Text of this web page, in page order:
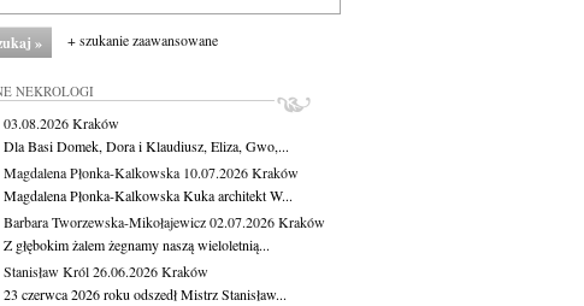
+ szukanie zaawansowane
NEKROLOGI
03.08.2026Kraków
Dla Basi Domek, Dora i Klaudiusz, Eliza, Gwo,...
Magdalena Płonka-Kalkowska 10.07.2026Kraków
Magdalena Płonka-Kalkowska Kuka architekt W...
Barbara Tworzewska-Mikołajewicz02.07.2026Kraków
Z głębokim żalem żegnamy naszą wieloletnią...
Stanisław Król26.06.2026Kraków
23 czerwca 2026 roku odszedł Mistrz Stanisław...